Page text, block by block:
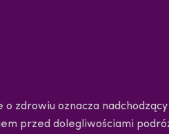
o zdrowiu oznacza
przed dolegliwościami